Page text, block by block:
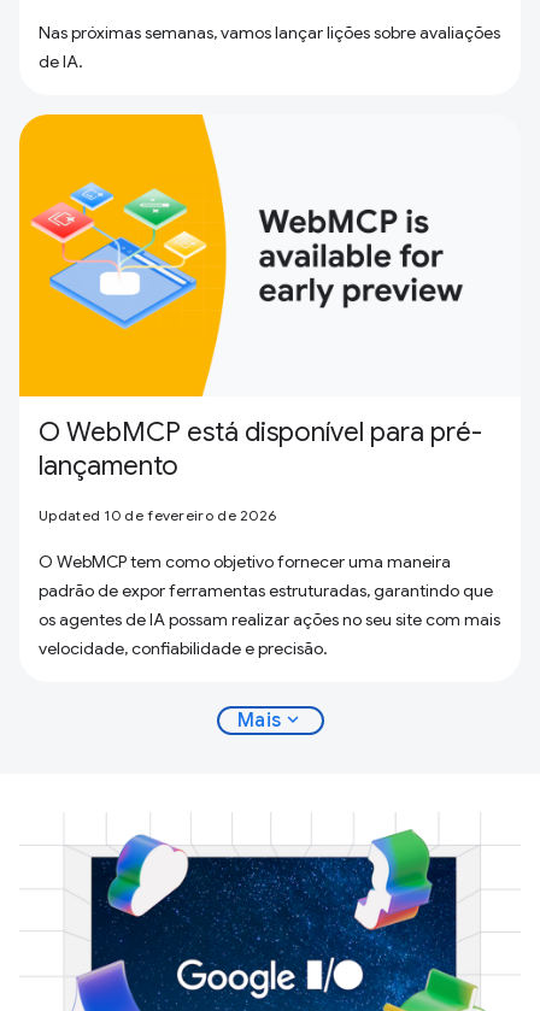
Nas próximas semanas, vamos lançar lições sobre avaliações
de IA.
O WebMCP está disponível para pré-
lançamento
Updated 10 de fevereiro de 2026
O WebMCP tem como objetivo fornecer uma maneira
padrão de expor ferramentas estruturadas, garantindo que
os agentes de IA possam realizar ações no seu site com mais
velocidade, confiabilidade e precisão.
Mais expand_more